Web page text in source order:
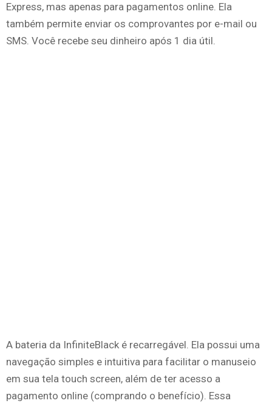
Express, mas apenas para pagamentos online. Ela
também permite enviar os comprovantes por e-mail ou
SMS. Você recebe seu dinheiro após 1 dia útil.
A bateria da InfiniteBlack é recarregável. Ela possui uma
navegação simples e intuitiva para facilitar o manuseio
em sua tela touch screen, além de ter acesso a
pagamento online (comprando o benefício). Essa